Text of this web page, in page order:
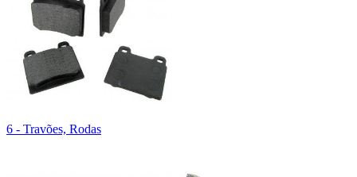
6 - Travões, Rodas